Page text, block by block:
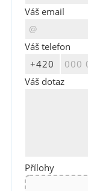
Váš email
Váš telefon
Váš dotaz
Přílohy